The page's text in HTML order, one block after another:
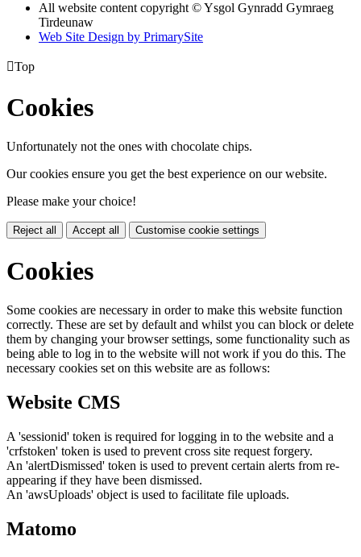
All website content copyright © Ysgol Gynradd Gymraeg
Tirdeunaw
Web Site Design by PrimarySite
Top
Cookies
Unfortunately not the ones with chocolate chips.
Our cookies ensure you get the best experience on our website.
Please make your choice!
Reject all Accept all Customise cookie settings
Cookies
Some cookies are necessary in order to make this website function
correctly. These are set by default and whilst you can block or delete
them by changing your browser settings, some functionality such as
being able to log in to the website will not work if you do this. The
necessary cookies set on this website are as follows:
Website CMS
A 'sessionid' token is required for logging in to the website and a
'crfstoken' token is used to prevent cross site request forgery.
An 'alertDismissed' token is used to prevent certain alerts from re-
appearing if they have been dismissed.
An 'awsUploads' object is used to facilitate file uploads.
Matomo